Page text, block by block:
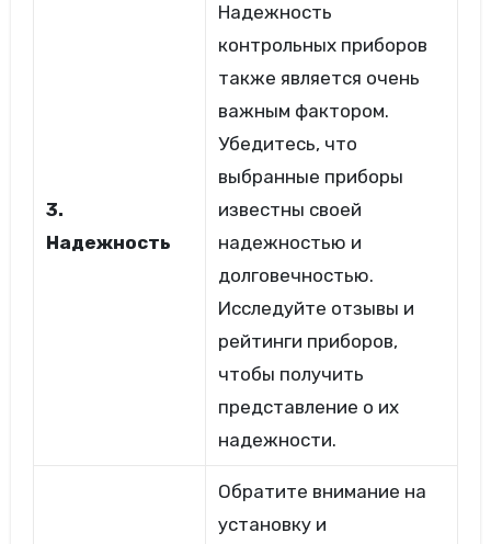
3.
Надежность
Надежность
контрольных приборов
также является очень
важным фактором.
Убедитесь, что
выбранные приборы
известны своей
надежностью и
долговечностью.
Исследуйте отзывы и
рейтинги приборов,
чтобы получить
представление о их
надежности.
Обратите внимание на
установку и